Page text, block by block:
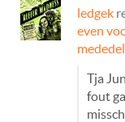
ledgek
even
Tja
fout